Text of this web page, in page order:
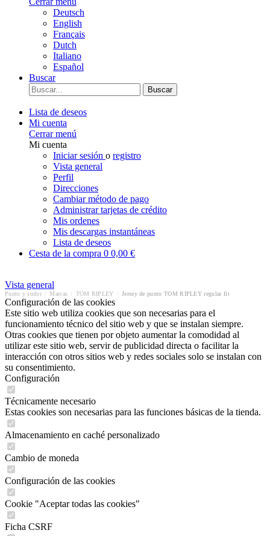
Deutsch
English
Français
Dutch
Italiano
Español
Buscar
Buscar
Lista de deseos
Mi cuenta
Cerrar menú
Mi cuenta
Iniciar sesión o registro
Vista general
Perfil
Direcciones
Cambiar método de pago
Administrar tarjetas de crédito
Mis ordenes
Mis descargas instantáneas
Lista de deseos
Cesta de la compra 0 0,00 €
Vista general
Punto y sudor Marcas TOM RIPLEY Jersey de punto TOM RIPLEY regular fit
Configuración de las cookies
Este sitio web utiliza cookies que son necesarias para el
funcionamiento técnico del sitio web y que se instalan siempre.
Otras cookies que tienen por objeto aumentar la comodidad al
utilizar este sitio web, servir de publicidad directa o facilitar la
interacción con otros sitios web y redes sociales solo se instalan con
su consentimiento.
Configuración
Técnicamente necesario
Estas cookies son necesarias para las funciones básicas de la tienda.
Almacenamiento en caché personalizado
Cambio de moneda
Configuración de las cookies
Cookie "Aceptar todas las cookies"
Ficha CSRF